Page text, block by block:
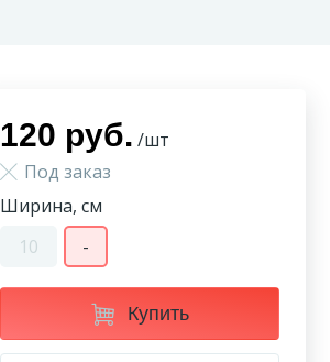
120 руб. /шт
Под заказ
Ширина, см
10
-
Купить